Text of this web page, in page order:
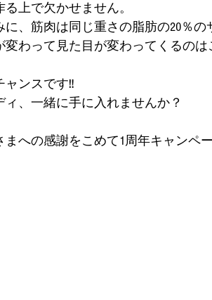
る上で欠かせません。
に、筋肉は同じ重さの脂肪の20％
変わって見た目が変わってくるの
ャンスです‼
ィ、一緒に手に入れませんか？
まへの感謝をこめて1周年キャンペ